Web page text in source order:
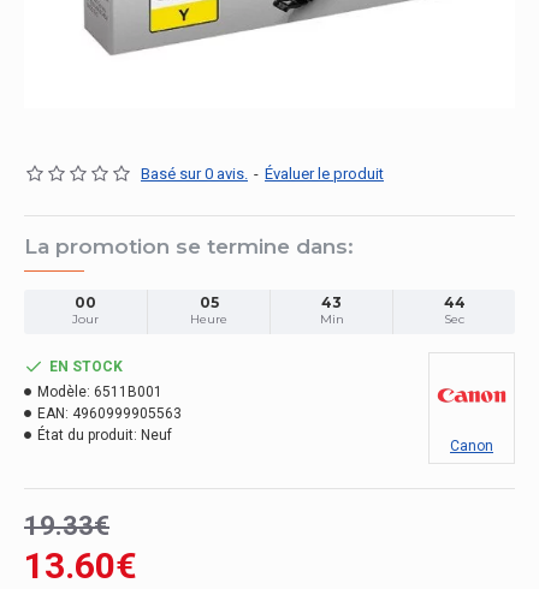
Basé sur 0 avis. - Évaluer le produit
La promotion se termine dans:
00
Jour
05
Heure
43
Min
43
Sec
13.60€
19.33€
EN STOCK
Modèle: 6511B001
EAN: 4960999905563
État du produit: Neuf
Canon